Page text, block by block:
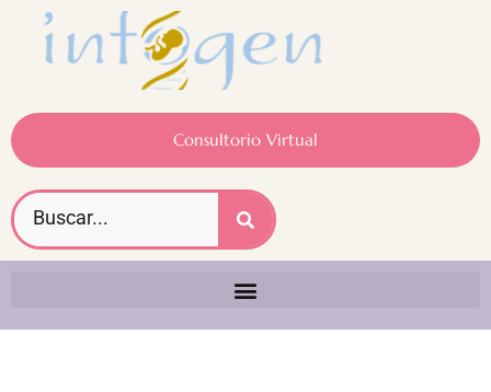
Consultorio Virtual